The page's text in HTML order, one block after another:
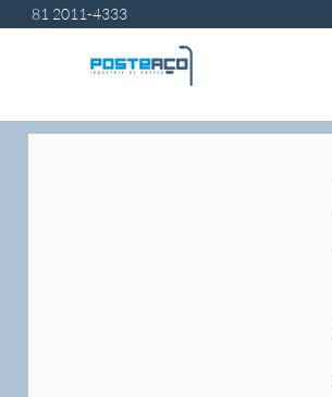
81 2011-4333